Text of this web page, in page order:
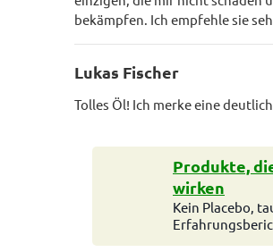
bekämpfen. Ich empfehle sie
Lukas Fischer
Tolles Öl! Ich merke eine
Produkte,
wirken
Kein Placebo,